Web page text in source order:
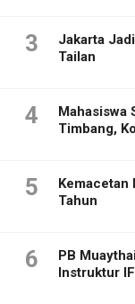
3
Jakarta
Tailan
4
Mahasiswa
Timbang,
5
Kemacetan
Tahun
6
PB
Instruktur